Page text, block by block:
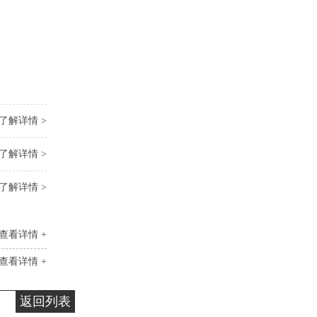
解详情 >
解详情 >
解详情 >
看详情 +
看详情 +
返回列表